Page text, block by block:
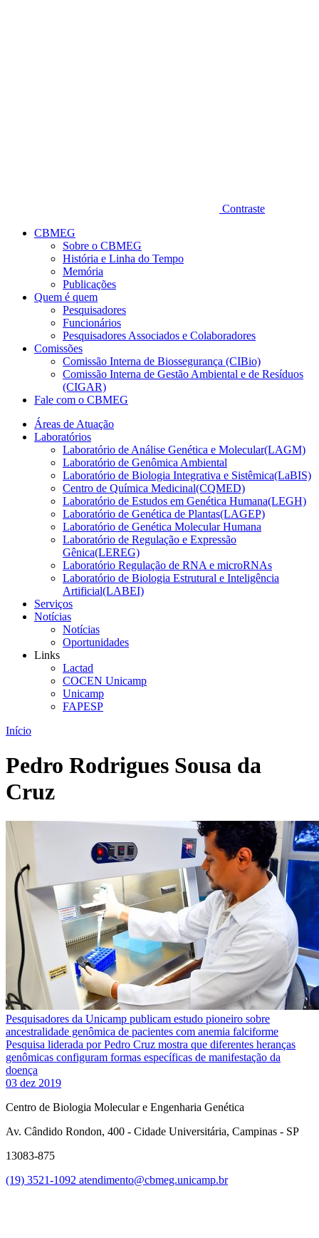
Contraste
CBMEG
Sobre o CBMEG
História e Linha do Tempo
Memória
Publicações
Quem é quem
Pesquisadores
Funcionários
Pesquisadores Associados e Colaboradores
Comissões
Comissão Interna de Biossegurança (CIBio)
Comissão Interna de Gestão Ambiental e de Resíduos
(CIGAR)
Fale com o CBMEG
Áreas de Atuação
Laboratórios
Laboratório de Análise Genética e Molecular(LAGM)
Laboratório de Genômica Ambiental
Laboratório de Biologia Integrativa e Sistêmica(LaBIS)
Centro de Química Medicinal(CQMED)
Laboratório de Estudos em Genética Humana(LEGH)
Laboratório de Genética de Plantas(LAGEP)
Laboratório de Genética Molecular Humana
Laboratório de Regulação e Expressão
Gênica(LEREG)
Laboratório Regulação de RNA e microRNAs
Laboratório de Biologia Estrutural e Inteligência
Artificial(LABEI)
Serviços
Notícias
Notícias
Oportunidades
Links
Lactad
COCEN Unicamp
Unicamp
FAPESP
Início
Pedro Rodrigues Sousa da
Cruz
Pesquisadores da Unicamp publicam estudo pioneiro sobre
ancestralidade genômica de pacientes com anemia falciforme
Pesquisa liderada por Pedro Cruz mostra que diferentes heranças
genômicas configuram formas específicas de manifestação da
doença
03 dez 2019
Centro de Biologia Molecular e Engenharia Genética
Av. Cândido Rondon, 400 - Cidade Universitária, Campinas - SP
13083-875
(19) 3521-1092 atendimento@cbmeg.unicamp.br